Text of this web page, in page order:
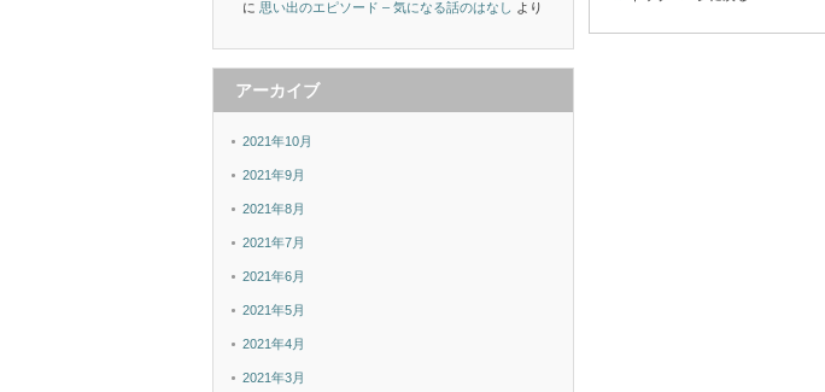
に 思い出のエピソード – 気になる話のはなし より
アーカイブ
2021年10月
2021年9月
2021年8月
2021年7月
2021年6月
2021年5月
2021年4月
2021年3月